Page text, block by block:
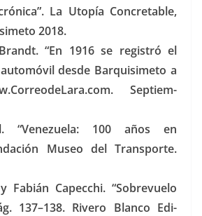
La Utopía Conc­retable,
2018.
“En 1916 se reg­istró el
des­de Bar­quisime­to a
Sep­tiem­
“Venezuela: 100 años en
Museo del Trans­porte.
Fabián Capec­chi. “Sobre­vue­lo
137–138. Rivero Blan­co Edi­